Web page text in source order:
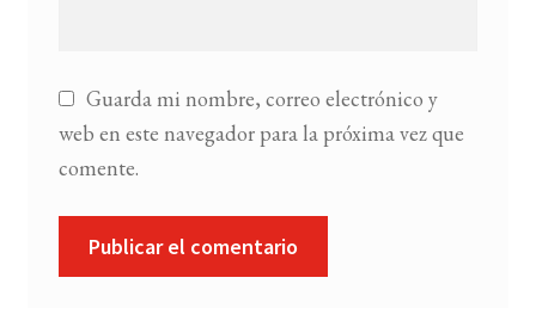
Guarda mi nombre, correo electrónico y
web en este navegador para la próxima vez que
comente.